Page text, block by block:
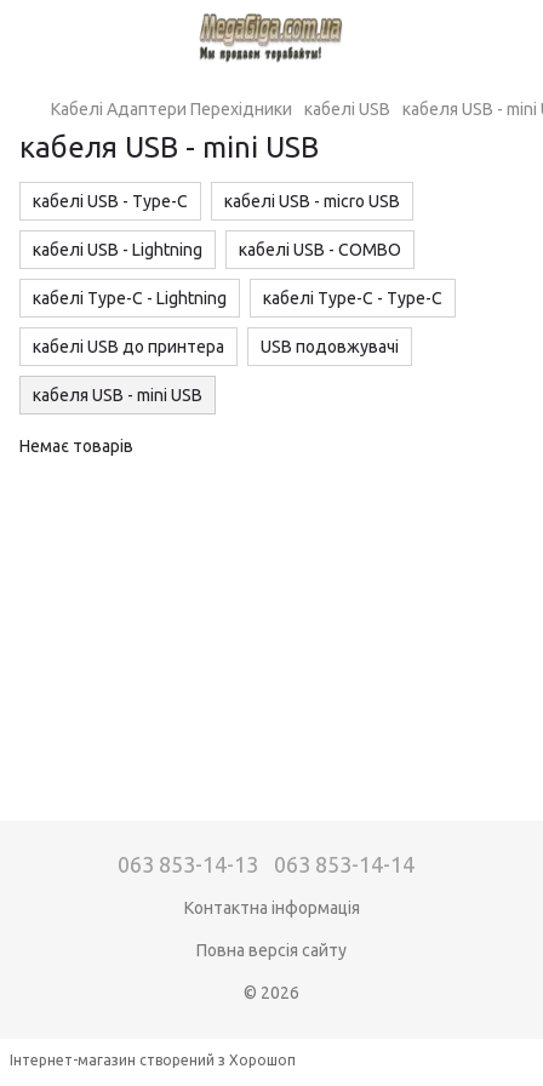
Кабелі Адаптери Перехідники кабелі USB кабеля USB - mini
кабеля USB - mini USB
кабелі USB - Type-C кабелі USB - micro USB
кабелі USB - Lightning кабелі USB - COMBO
кабелі Type-C - Lightning кабелі Type-C - Type-C
кабелі USB до принтера USB подовжувачі
кабеля USB - mini USB
Немає товарів
063 853-14-13 063 853-14-14
Контактна інформація
Повна версія сайту
© 2026
Інтернет-магазин створений з Хорошоп